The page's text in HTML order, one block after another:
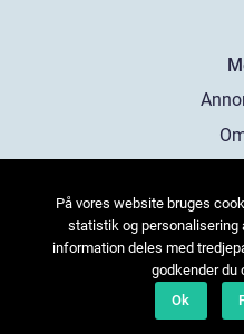
På vores website bruges
statistik og personalisering
information deles med
godkender du
Ok